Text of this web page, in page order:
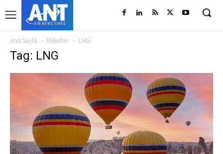
Ana Sayfa Etiketler LNG
Tag: LNG